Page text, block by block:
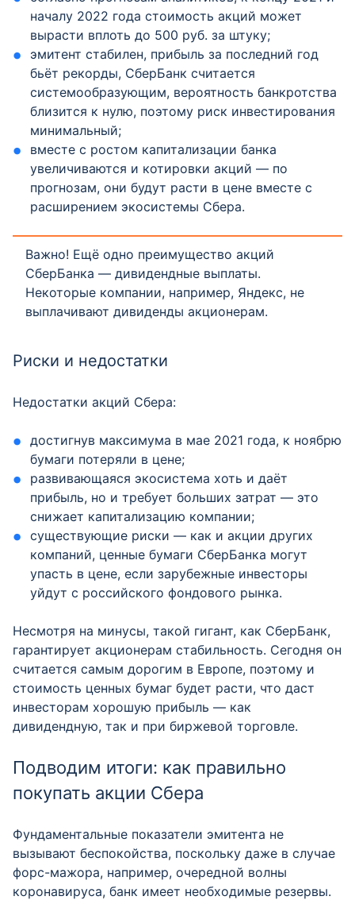
началу 2022 года стоимость акций может
вырасти вплоть до 500 руб. за штуку;
эмитент стабилен, прибыль за последний год
бьёт рекорды, СберБанк считается
системообразующим, вероятность банкротства
близится к нулю, поэтому риск инвестирования
минимальный;
вместе с ростом капитализации банка
увеличиваются и котировки акций — по
прогнозам, они будут расти в цене вместе с
расширением экосистемы Сбера.
Важно! Ещё одно преимущество акций
СберБанка — дивидендные выплаты.
Некоторые компании, например, Яндекс, не
выплачивают дивиденды акционерам.
Риски и недостатки
Недостатки акций Сбера:
достигнув максимума в мае 2021 года, к ноябрю
бумаги потеряли в цене;
развивающаяся экосистема хоть и даёт
прибыль, но и требует больших затрат — это
снижает капитализацию компании;
существующие риски — как и акции других
компаний, ценные бумаги СберБанка могут
упасть в цене, если зарубежные инвесторы
уйдут с российского фондового рынка.
Несмотря на минусы, такой гигант, как СберБанк,
гарантирует акционерам стабильность. Сегодня он
считается самым дорогим в Европе, поэтому и
стоимость ценных бумаг будет расти, что даст
инвесторам хорошую прибыль — как
дивидендную, так и при биржевой торговле.
Подводим итоги: как правильно
покупать акции Сбера
Фундаментальные показатели эмитента не
вызывают беспокойства, поскольку даже в случае
форс-мажора, например, очередной волны
коронавируса, банк имеет необходимые резервы.